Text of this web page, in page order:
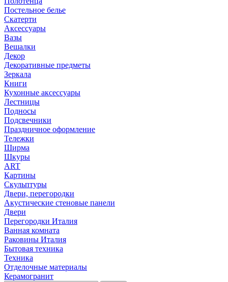
Постельное белье
Скатерти
Аксессуары
Вазы
Вешалки
Декор
Декоративные предметы
Зеркала
Книги
Кухонные аксессуары
Лестницы
Подносы
Подсвечники
Праздничное оформление
Тележки
Ширма
Шкуры
ART
Картины
Скульптуры
Двери, перегородки
Акустические стеновые панели
Двери
Перегородки Италия
Ванная комната
Раковины Италия
Бытовая техника
Техника
Отделочные материалы
Керамогранит